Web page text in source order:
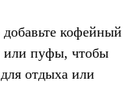
кофейный
или пуфы, чтобы
отдыха или